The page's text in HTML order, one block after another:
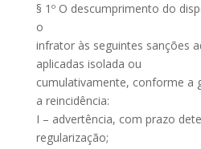
§ 1º O descumprimento do
o
infrator às seguintes sanções
aplicadas isolada ou
cumulativamente, conforme a
a reincidência:
I – advertência, com prazo
regularização;